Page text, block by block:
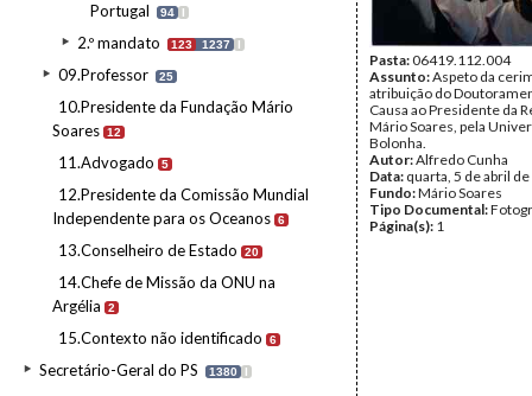
Portugal
94 I
2.º mandato 123 1237 I
09.Professor 25
10.Presidente da Fundação Mário
Soares 12
11.Advogado 5
12.Presidente da Comissão Mundial
Independente para os Oceanos 6
13.Conselheiro de Estado 20
14.Chefe de Missão da ONU na
Argélia
2
15.Contexto não identificado 6
Secretário-Geral do PS 1380 I
Pasta:06419.112.004
Assunto:Aspeto da
atribuição do
Causa ao Presidente da
Mário Soares, pela
Bolonha.
Autor:Alfredo Cunha
Data: quarta, 5 de abril
Fundo:Mário Soares
Tipo Documental:
Página(s): 1